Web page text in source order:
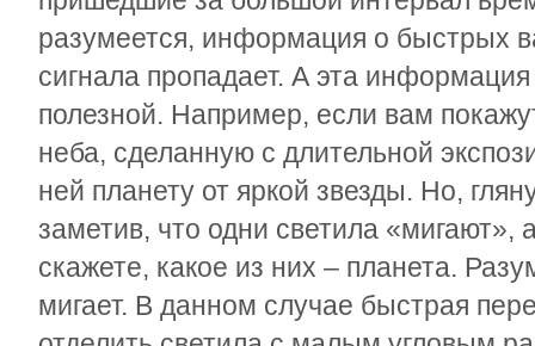
разумеется, информация о быстрых
сигнала пропадает. А эта
полезной. Например, если вам
неба, сделанную с длительной
ней планету от яркой звезды. Но,
заметив, что одни светила «мигают»,
скажете, какое из них – планета.
мигает. В данном случае быстрая